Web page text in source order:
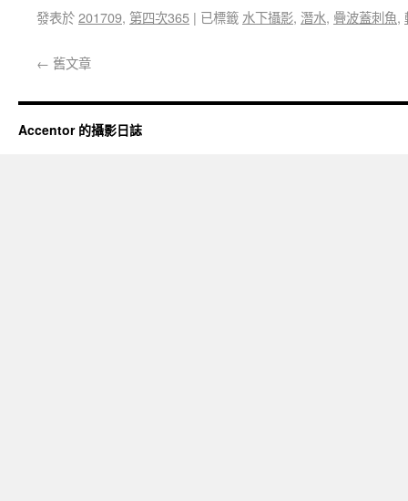
發表於201709, 第四次365 | 已標籤 水下攝影, 潛水, 疊波蓋刺魚,
← 舊文章
Accentor 的攝影日誌